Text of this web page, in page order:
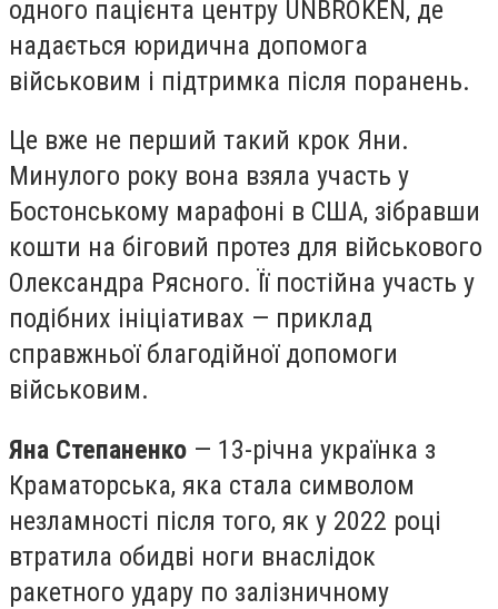
одного пацієнта центру UNBROKEN, де
надається юридична допомога
військовим і підтримка після поранень.
Це вже не перший такий крок Яни.
Минулого року вона взяла участь у
Бостонському марафоні в США, зібравши
кошти на біговий протез для військового
Олександра Рясного. Її постійна участь у
подібних ініціативах — приклад
справжньої благодійної допомоги
військовим.
Яна Степаненко — 13-річна українка з
Краматорська, яка стала символом
незламності після того, як у 2022 році
втратила обидві ноги внаслідок
ракетного удару по залізничному